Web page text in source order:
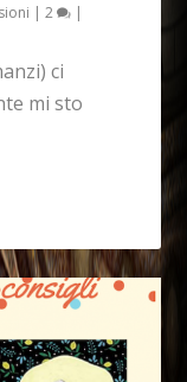
|2 |
ci
mi sto